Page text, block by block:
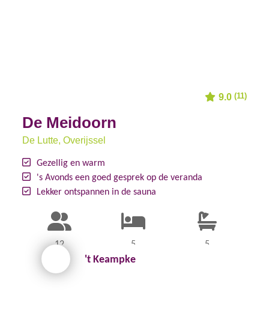
9.0 (11)
De Meidoorn
De Lutte, Overijssel
Gezellig en warm
's Avonds een goed gesprek op de veranda
Lekker ontspannen in de sauna
12 5 5
't Keampke